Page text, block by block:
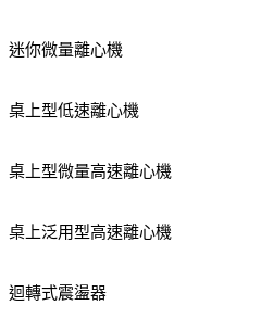
迷你微量離心機
桌上型低速離心機
桌上型微量高速離心機
桌上泛用型高速離心機
迴轉式震盪器